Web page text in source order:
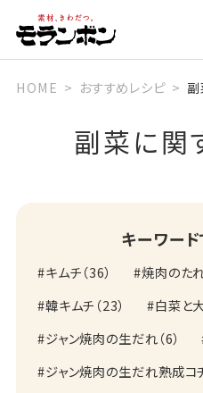
HOME おすすめレシピ
副菜に関
キーワー
キムチ（36） 焼肉のた
韓キムチ （23） 白菜と
ジャン焼肉の生だれ（6）
ジャン焼肉の生だれ熟成コ